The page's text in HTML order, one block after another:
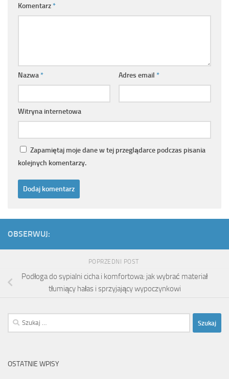
Komentarz*
Nazwa* Adres email *
Witryna internetowa
Zapamiętaj moje dane w tej przeglądarce podczas pisania
kolejnych komentarzy.
OBSERWUJ:
POPRZEDNI POST
Podłoga do sypialni cicha i komfortowa: jak wybrać materiał
tłumiący hałas i sprzyjający wypoczynkowi
Szukaj:
OSTATNIE WPISY